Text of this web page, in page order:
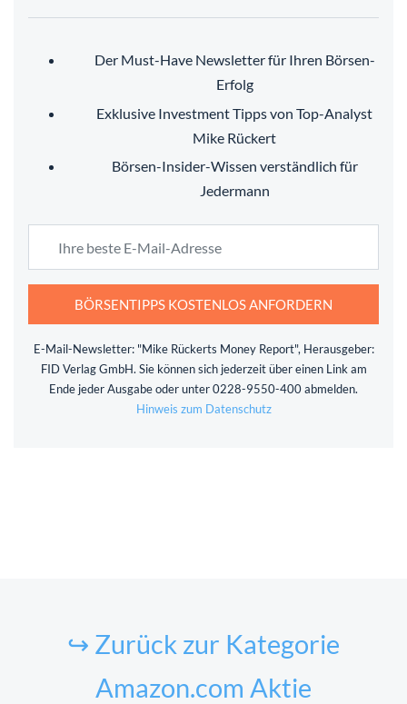
Der Must-Have Newsletter für Ihren Börsen-
Erfolg
Exklusive Investment Tipps von Top-Analyst
Mike Rückert
Börsen-Insider-Wissen verständlich für
Jedermann
BÖRSENTIPPS KOSTENLOS ANFORDERN
E-Mail-Newsletter: "Mike Rückerts Money Report", Herausgeber:
FID Verlag GmbH. Sie können sich jederzeit über einen Link am
Ende jeder Ausgabe oder unter 0228-9550-400 abmelden.
Hinweis zum Datenschutz
↪ Zurück zur Kategorie
Amazon.com Aktie